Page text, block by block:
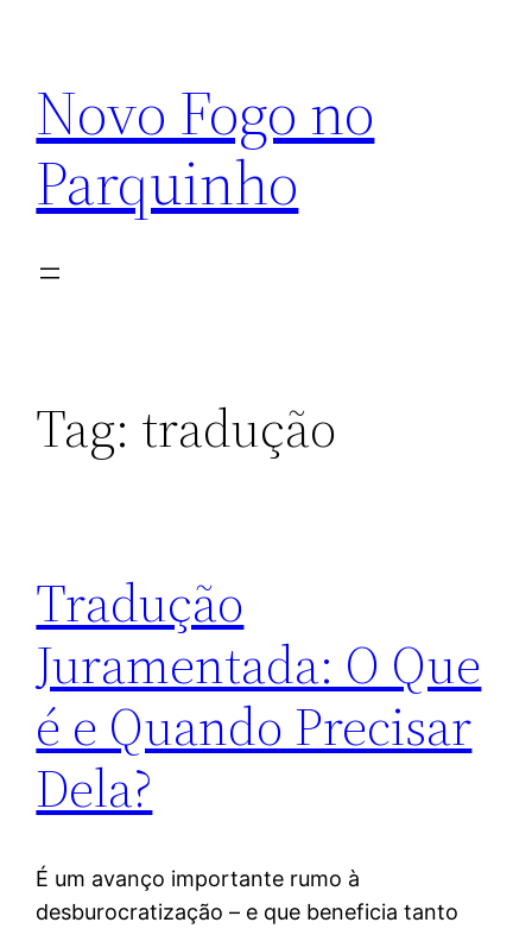
conteúdo
Novo Fogo no
Parquinho
Tag: tradução
Tradução
Juramentada: O Que
é e Quando Precisar
Dela?
É um avanço importante rumo à
desburocratização – e que beneficia tanto